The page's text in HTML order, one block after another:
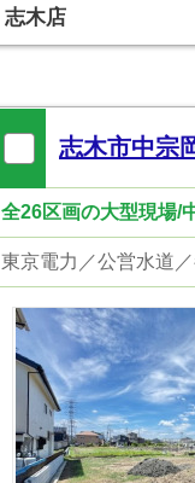
志木店
志木市中宗
全26区画の大型現場/
東京電力／公営水道